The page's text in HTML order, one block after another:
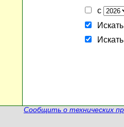
с
Сообщить о технических